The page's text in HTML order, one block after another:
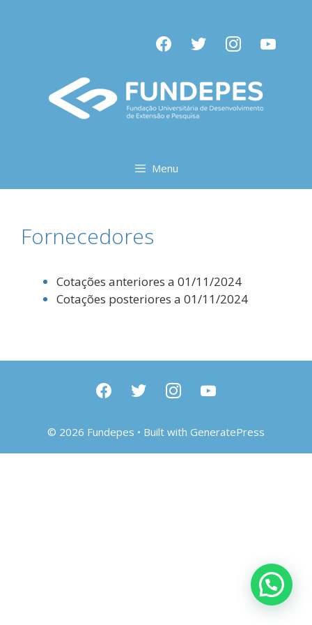
facebooktwitter instagramyoutube
Menu
Fornecedores
Cotações anteriores a 01/11/2024
Cotações posteriores a 01/11/2024
facebooktwitter instagramyoutube
© 2026 Fundepes • Built with GeneratePress